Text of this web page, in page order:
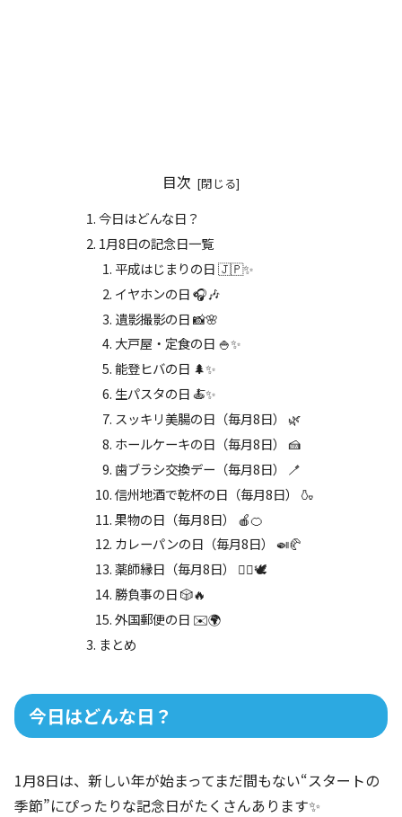
目次
今日はどんな日？
1月8日の記念日一覧
平成はじまりの日 🇯🇵✨
イヤホンの日 🎧🎶
遺影撮影の日 📸🌸
大戸屋・定食の日 🍚✨
能登ヒバの日 🌲✨
生パスタの日 🍝✨
スッキリ美腸の日（毎月8日） 🌿
ホールケーキの日（毎月8日） 🍰
歯ブラシ交換デー（毎月8日） 🪥
信州地酒で乾杯の日（毎月8日） 🍶
果物の日（毎月8日） 🍎🍊
カレーパンの日（毎月8日） 🍛🥐
薬師縁日（毎月8日） 🧘‍♀️🕊️
勝負事の日 🎲🔥
外国郵便の日 ✉️🌍
まとめ
今日はどんな日？
1月8日は、新しい年が始まってまだ間もない“スタートの
季節”にぴったりな記念日がたくさんあります✨